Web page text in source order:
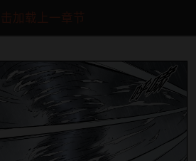
加载上一章节